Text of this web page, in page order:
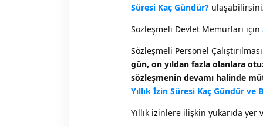
Süresi Kaç Gündür?
Sözleşmeli Devlet Memurları için
Sözleşmeli Personel
gün, on yıldan fazla olanlara
sözleşmenin devamı halinde
Yıllık İzin Süresi Kaç Gündür ve
Yıllık izinlere ilişkin yukarıda